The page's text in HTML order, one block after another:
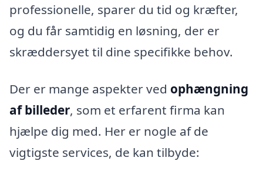
professionelle, sparer du tid og kræfter,
og du får samtidig en løsning, der er
skræddersyet til dine specifikke behov.
Der er mange aspekter ved ophængning
af billeder, som et erfarent firma kan
hjælpe dig med. Her er nogle af de
vigtigste services, de kan tilbyde: